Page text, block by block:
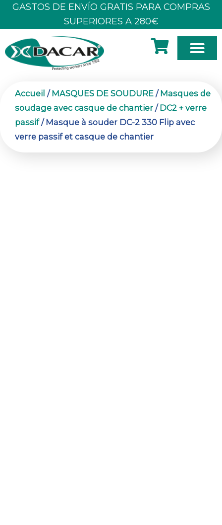
AllerGASTOS DE ENVÍO GRATIS PARA COMPRAS
SUPERIORES A 280€
Accueil /MASQUES DE SOUDURE /Masques de
soudage avec casque de chantier /DC2 + verre
passif/ Masque à souder DC-2 330 Flip avec
verre passif et casque de chantier